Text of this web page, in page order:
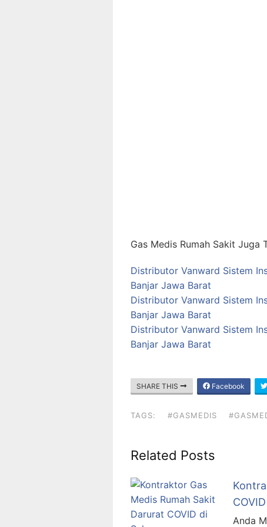
Gas Medis Rumah Sakit Juga
Distributor Vanward Sistem
Banjar Jawa Barat
Distributor Vanward Sistem
Banjar Jawa Barat
Distributor Vanward Sistem
Banjar Jawa Barat
SHARE THIS Facebook
TAGS: #GASMEDIS
Related Posts
Anda